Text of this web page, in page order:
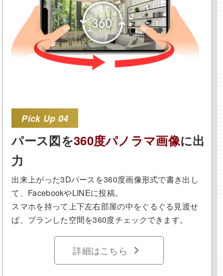
Pick Up 04
パース図を360度パノラマ画像に出
力
出来上がった3Dパースを360度画像形式で書き出し
て、FacebookやLINEに投稿。
スマホを持って上下左右部屋の中をぐるぐる見渡せ
ば、プランした空間を360度チェックできます。
詳細はこちら